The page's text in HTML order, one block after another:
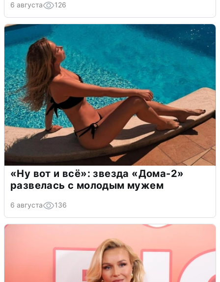
6 августа 126
«Ну вот и всё»: звезда «Дома-2»
развелась с молодым мужем
6 августа 136